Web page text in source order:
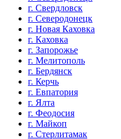
г. Свердловск
г. Северодонецк
г. Новая Каховка
г. Каховка
г. Запорожье
г. Мелитополь
г. Бердянск
г. Керчь
г. Евпатория
г. Ялта
г. Феодосия
г. Майкоп
г. Стерлитамак